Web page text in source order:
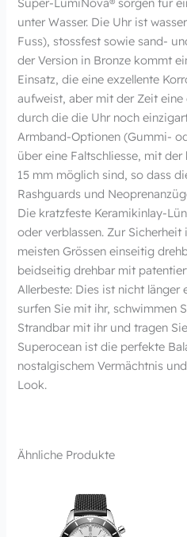
unter Wasser. Die Uhr ist
Fuss), stossfest sowie sand-
der Version in Bronze kommt
Einsatz, die eine exzellente
aufweist, aber mit der Zeit eine
durch die die Uhr noch
Armband-Optionen (Gummi-
über eine Faltschliesse, mit
15 mm möglich sind, so dass
Rashguards und
Die kratzfeste Keramikinlay-
oder verblassen. Zur
meisten Grössen einseitig
beidseitig drehbar mit
Allerbeste: Dies ist nicht länger
surfen Sie mit ihr, schwimmen
Strandbar mit ihr und tragen
Superocean ist die perfekte
nostalgischem Vermächtnis
Look.
Ähnliche Produkte